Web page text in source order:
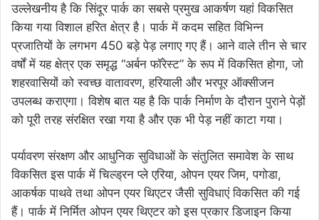
उल्लेखनीय है कि सिंदूर पार्क का सबसे प्रमुख आकर्षण यहां विकसित
किया गया विशाल हरित क्षेत्र है। पार्क में कदम सहित विभिन्न
प्रजातियों के लगभग 450 बड़े पेड़ लगाए गए हैं। आने वाले तीन से चार
वर्षों में यह क्षेत्र एक समृद्ध “अर्बन फॉरेस्ट” के रूप में विकसित होगा, जो
शहरवासियों को स्वच्छ वातावरण, हरियाली और भरपूर ऑक्सीजन
उपलब्ध कराएगा। विशेष बात यह है कि पार्क निर्माण के दौरान पुराने पेड़ों
को पूरी तरह संरक्षित रखा गया है और एक भी पेड़ नहीं काटा गया।
पर्यावरण संरक्षण और आधुनिक सुविधाओं के संतुलित समावेश के साथ
विकसित इस पार्क में चिल्ड्रन प्ले एरिया, ओपन एयर जिम, पगोडा,
आकर्षक पाथवे तथा ओपन एयर थिएटर जैसी सुविधाएं विकसित की गई
हैं। पार्क में निर्मित ओपन एयर थिएटर को इस प्रकार डिजाइन किया